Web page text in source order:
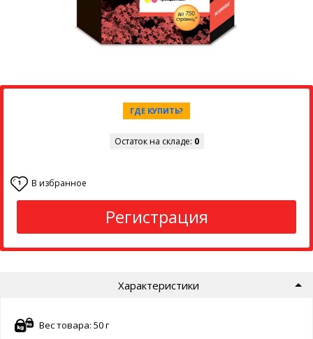
ГДЕ КУПИТЬ?
Остаток на складе: 0
1 В избранное
Регистрация
Характеристики
Вес товара: 50 г